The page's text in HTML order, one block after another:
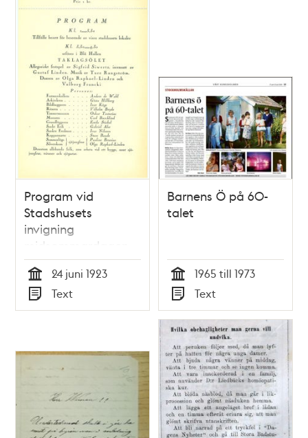
Program vid
Stadshusets
invigning
midsommardagen
1923
Tid
24 juni 1923
Typ
Text
Barnens Ö på 60-
talet
Tid
1965 till 1973
Typ
Text